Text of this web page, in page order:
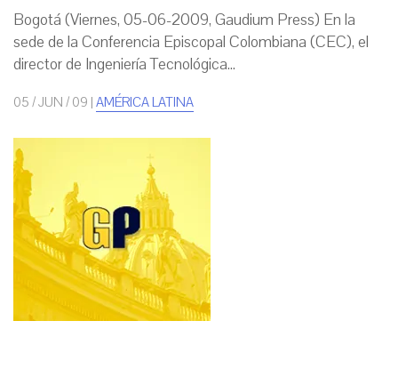
Bogotá (Viernes, 05-06-2009, Gaudium Press) En la
sede de la Conferencia Episcopal Colombiana (CEC), el
director de Ingeniería Tecnológica...
05 / JUN / 09 | AMÉRICA LATINA